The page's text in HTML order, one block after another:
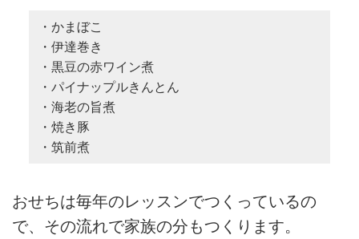
・かまぼこ
・伊達巻き
・黒豆の赤ワイン煮
・パイナップルきんとん
・海老の旨煮
・焼き豚
・筑前煮
おせちは毎年のレッスンでつくっているの
で、その流れで家族の分もつくります。